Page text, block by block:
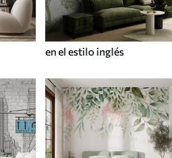
en el estilo inglés